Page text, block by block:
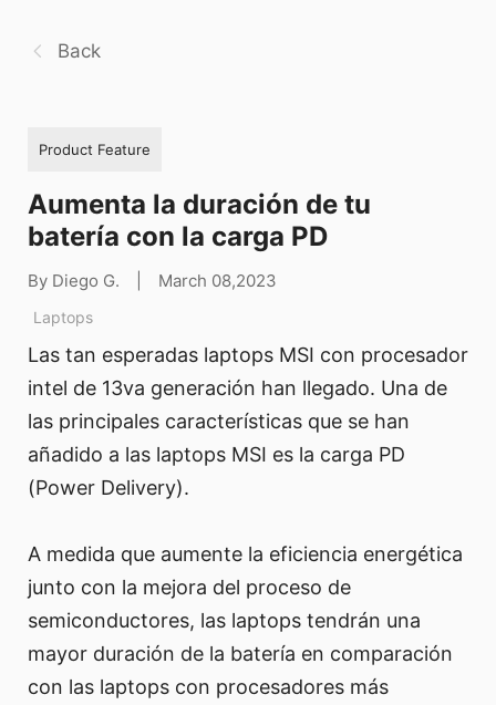
Back
Product Feature
Aumenta la duración de tu
batería con la carga PD
By Diego G. March 08,2023
Laptops
Las tan esperadas laptops MSI con procesador
intel de 13va generación han llegado. Una de
las principales características que se han
añadido a las laptops MSI es la carga PD
(Power Delivery).
A medida que aumente la eficiencia energética
junto con la mejora del proceso de
semiconductores, las laptops tendrán una
mayor duración de la batería en comparación
con las laptops con procesadores más